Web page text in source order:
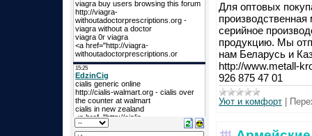
Для оптовых
серийное
продукцию. Мы
нам Беларусь и
http://www.metall-
926 875 47 01
Уют и комфорт